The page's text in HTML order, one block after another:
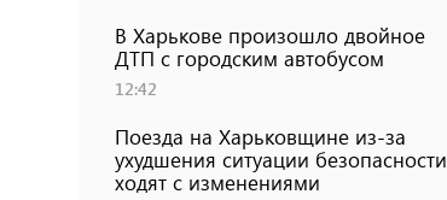
В Харькове произошло двойное
ДТП с городским автобусом
12:42
Поезда на Харьковщине из-за
ухудшения ситуации безопасности
ходят с изменениями